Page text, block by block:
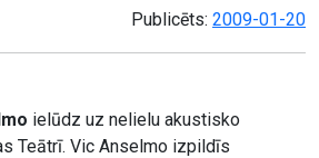
Publicēts: 2009-01-20
ielūdz uz nelielu akustisko
Teātrī. Vic Anselmo izpildīs